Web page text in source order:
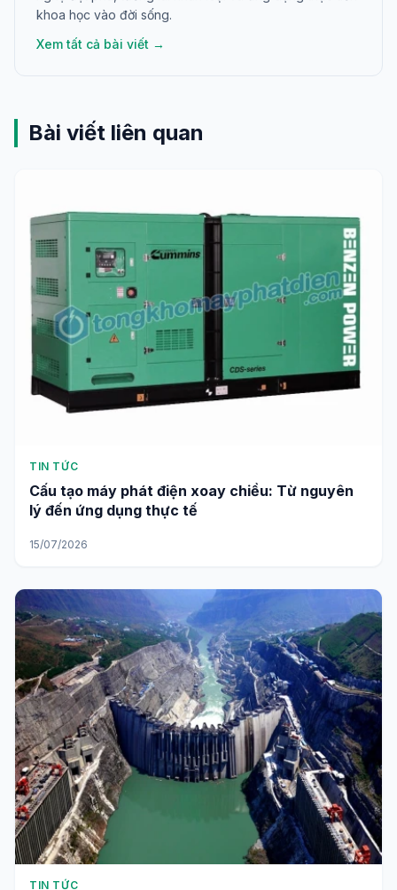
Steven Phạm
Steven Phạm là chuyên gia tiên phong trong lĩnh vực
khoa học vào đời sống.
Xem tất cả bài viết →
Bài viết liên quan
TIN TỨC
Cấu tạo máy phát điện xoay chiều: Từ nguyên
lý đến ứng dụng thực tế
15/07/2026